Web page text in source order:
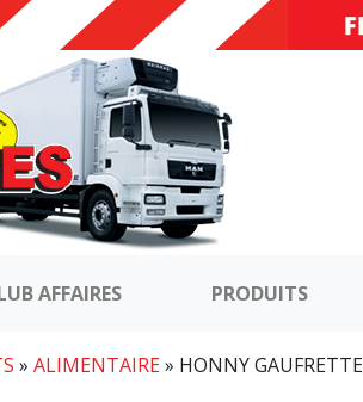
AFFAIRES PRODUITS
» ALIMENTAIRE» HONNY